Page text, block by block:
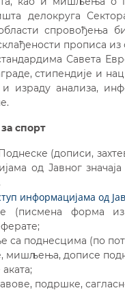
делокруга
спровођења
прописа
Савета
стипендије и
израду анализа,
спорт
(дописи,
од Јавног
информацијама од
(писмена форма
са поднесцима (по
мишљења, дописе
подршке,